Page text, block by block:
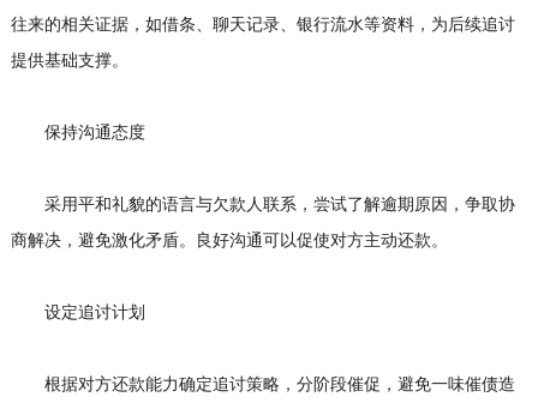
往来的相关证据，如借条、聊天记录、银行流水等资料，为后续追讨
提供基础支撑。
保持沟通态度
采用平和礼貌的语言与欠款人联系，尝试了解逾期原因，争取协
商解决，避免激化矛盾。良好沟通可以促使对方主动还款。
设定追讨计划
根据对方还款能力确定追讨策略，分阶段催促，避免一味催债造